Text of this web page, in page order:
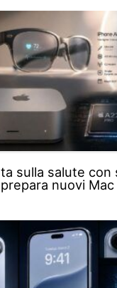
sulla salute con
nuovi